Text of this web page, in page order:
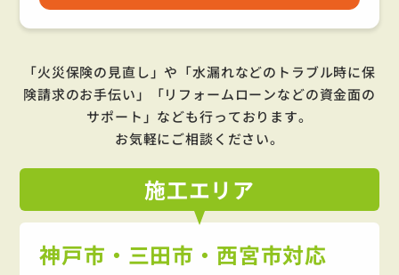
「火災保険の見直し」や「水漏れなどのトラブル時に保
険請求のお手伝い」「リフォームローンなどの資金面の
サポート」 なども行っております。
お気軽にご相談ください。
施工エリア
神戸市・三田市・西宮市対応